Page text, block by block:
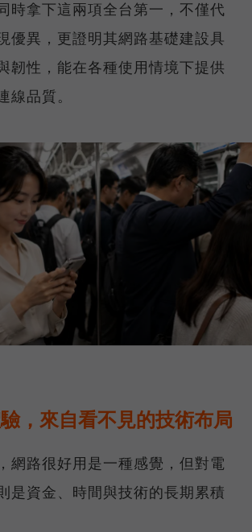
時拿下這兩項全台第一，不僅代
優異，更證明其網路基礎建設具
韌性，能在各種使用情境下提供
線品質。
，來自看不見的技術布局
網路很好用是一種感覺，但對電
是資金、時間與技術的長期累積